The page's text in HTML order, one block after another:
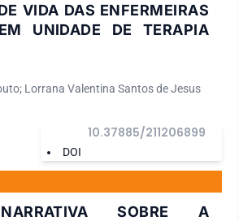
VIDA DAS ENFERMEIRAS
UNIDADE DE TERAPIA
Lorrana Valentina Santos de Jesus
DOI
10.37885/211206899
SOBRE A